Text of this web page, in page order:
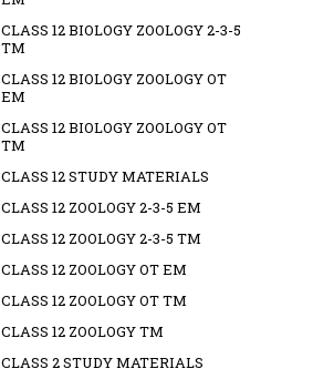
CLASS 12 BIOLOGY ZOOLOGY 2-3-5
TM
CLASS 12 BIOLOGY ZOOLOGY OT
EM
CLASS 12 BIOLOGY ZOOLOGY OT
TM
CLASS 12 STUDY MATERIALS
CLASS 12 ZOOLOGY 2-3-5 EM
CLASS 12 ZOOLOGY 2-3-5 TM
CLASS 12 ZOOLOGY OT EM
CLASS 12 ZOOLOGY OT TM
CLASS 12 ZOOLOGY TM
CLASS 2 STUDY MATERIALS